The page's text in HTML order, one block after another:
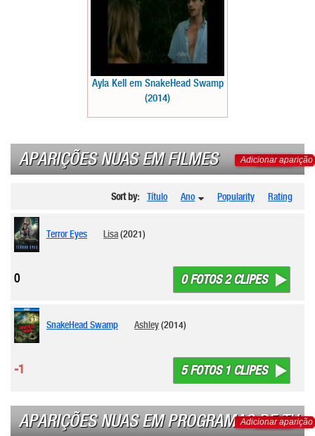
Ayla Kell em SnakeHead Swamp
(2014)
APARIÇÕES NUAS EM FILMES Adicionar aparição
Sort by: Título Ano Popularity Rating
Terror Eyes Lisa(2021)
0 FOTOS 2 CLIPES
0
SnakeHead Swamp Ashley(2014)
5 FOTOS 1 CLIPES
-1
APARIÇÕES NUAS EM PROGRAMAS DE TV
Adicionar aparição